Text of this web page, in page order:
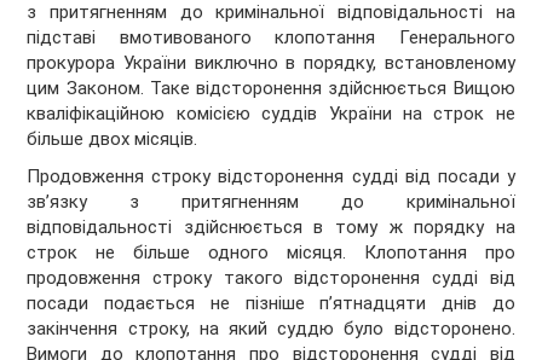
з притягненням до кримінальної відповідальності на
підставі вмотивованого клопотання Генерального
прокурора України виключно в порядку, встановленому
цим Законом. Таке відсторонення здійснюється Вищою
кваліфікаційною комісією суддів України на строк не
більше двох місяців.
Продовження строку відсторонення судді від посади у
зв’язку з притягненням до кримінальної
відповідальності здійснюється в тому ж порядку на
строк не більше одного місяця. Клопотання про
продовження строку такого відсторонення судді від
посади подається не пізніше п’ятнадцяти днів до
закінчення строку, на який суддю було відсторонено.
Вимоги до клопотання про відсторонення судді від